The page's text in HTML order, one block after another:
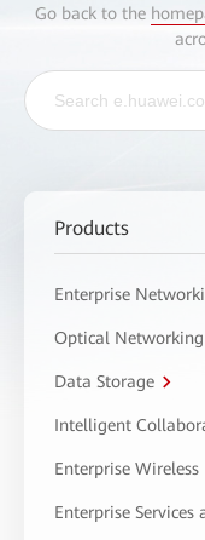
Go back to the
Products
Enterprise
Optical Networking
Data Storage
Intelligent
Enterprise Wireless
Enterprise Services